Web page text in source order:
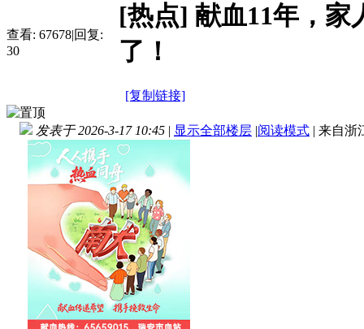
查看: 67678|回复:
30
[热点] 献血11年，家
了！
[复制链接]
发表于 2026-3-17 10:45 | 显示全部楼层 |阅读模式 | 来自浙